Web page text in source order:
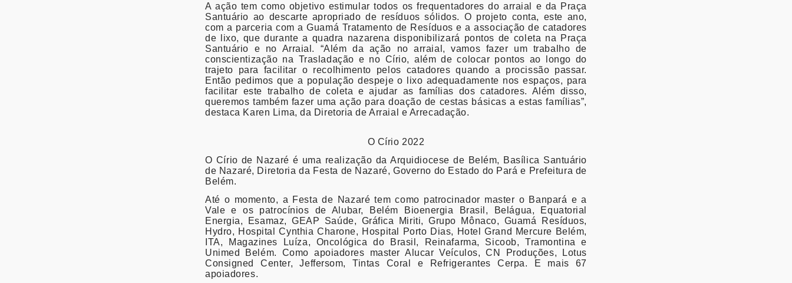
A ação tem como objetivo estimular todos os frequentadores do arraial e da Praça
Santuário ao descarte apropriado de resíduos sólidos. O projeto conta, este ano,
com a parceria com a Guamá Tratamento de Resíduos e a associação de catadores
de lixo, que durante a quadra nazarena disponibilizará pontos de coleta na Praça
Santuário e no Arraial. “Além da ação no arraial, vamos fazer um trabalho de
conscientização na Trasladação e no Círio, além de colocar pontos ao longo do
trajeto para facilitar o recolhimento pelos catadores quando a procissão passar.
Então pedimos que a população despeje o lixo adequadamente nos espaços, para
facilitar este trabalho de coleta e ajudar as famílias dos catadores. Além disso,
queremos também fazer uma ação para doação de cestas básicas a estas famílias”,
destaca Karen Lima, da Diretoria de Arraial e Arrecadação.
O Círio 2022
O Círio de Nazaré é uma realização da Arquidiocese de Belém, Basílica Santuário
de Nazaré, Diretoria da Festa de Nazaré, Governo do Estado do Pará e Prefeitura de
Belém.
Até o momento, a Festa de Nazaré tem como patrocinador master o Banpará e a
Vale e os patrocínios de Alubar, Belém Bioenergia Brasil, Belágua, Equatorial
Energia, Esamaz, GEAP Saúde, Gráfica Miriti, Grupo Mônaco, Guamá Resíduos,
Hydro, Hospital Cynthia Charone, Hospital Porto Dias, Hotel Grand Mercure Belém,
ITA, Magazines Luíza, Oncológica do Brasil, Reinafarma, Sicoob, Tramontina e
Unimed Belém. Como apoiadores master Alucar Veículos, CN Produções, Lotus
Consigned Center, Jeffersom, Tintas Coral e Refrigerantes Cerpa. E mais 67
apoiadores.